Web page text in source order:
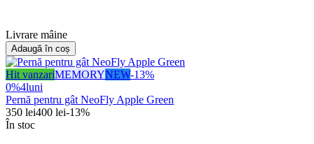
Livrare mâine
Adaugă în coș
Hit vanzariMEMORYNEW-13%
0%4luni
Pernă pentru gât NeoFly Apple Green
350 lei400 lei-13%
În stoc